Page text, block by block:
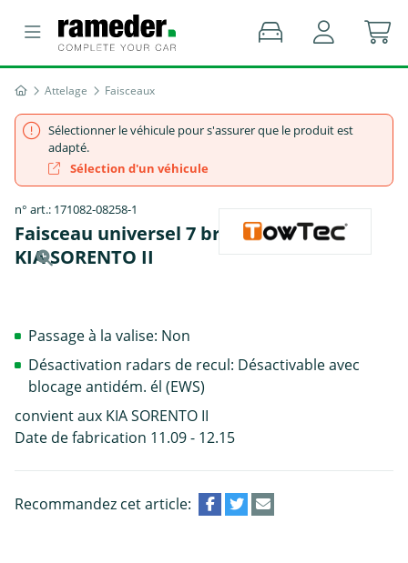
Attelage Faisceaux
Sélectionner le véhicule pour s'assurer que le produit est
adapté.
Sélection d'un véhicule
n° art.: 171082-08258-1
Faisceau universel 7 broches, TowTec -
KIA SORENTO II
Passage à la valise: Non
Désactivation radars de recul: Désactivable avec
blocage antidém. él (EWS)
convient aux KIA SORENTO II
Date de fabrication 11.09 - 12.15
Recommandez cet article: